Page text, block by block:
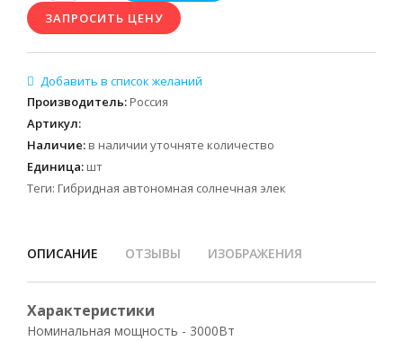
Производитель: Россия
Артикул:
Наличие: в наличии уточняте количество
Единица: шт
Теги: Гибридная автономная солнечная элек
ОПИСАНИЕ ОТЗЫВЫ ИЗОБРАЖЕНИЯ
Характеристики
Номинальная мощность - 3000Вт